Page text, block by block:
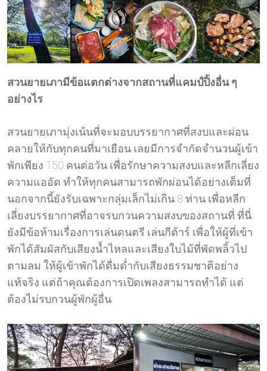
สวนยายเภามีข้อแตกต่างจากสถานที่แคมป์ปิ้งอื่น ๆ
อย่างไร
สวนยายเภามุ่งเน้นที่จะมอบบรรยากาศที่สงบและผ่อน
คลายให้กับทุกคนที่มาเยือน เลยมีการจำกัดจำนวนผู้เข้า
พักเพียง 150 คนต่อวัน เพื่อรักษาความสงบและหลีกเลี่ยง
ความแออัด ทำให้ทุกคนสามารถพักผ่อนได้อย่างเต็มที่
นอกจากนี้ยังรับเฉพาะกลุ่มเล็กไม่เกิน 8 ท่าน เพื่อหลีก
เลี่ยงบรรยากาศที่อาจรบกวนความสงบของสถานที่ ที่นี่
ยังมีข้อห้ามเรื่องการเล่นดนตรี เล่นกีต้าร์ เพื่อให้ผู้ที่เข้า
พักได้สัมผัสกับเสียงน้ำไหลและเสียงใบไม้ที่พัดพลิ้วไป
ตามลม ให้ผู้เข้าพักได้ดื่มด่ำกับเสียงธรรมชาติอย่าง
แท้จริง แต่ถ้าคุณต้องการเปิดเพลงสามารถทำได้ แต่
ต้องไม่รบกวนผู้พักผู้อื่น